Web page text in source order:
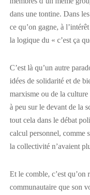
dans une tontine. Dans
ce qu’on gagne, à
la logique du « c’est ça
C’est là qu’un autre
idées de solidarité et de
marxisme ou de la
à peu sur le devant de la
tout cela dans le débat
calcul personnel, comme
la collectivité n’avaient
Et le comble, c’est qu’on
communautaire que son